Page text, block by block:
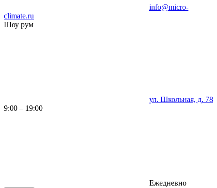
info@micro-
climate.ru
Шоу рум
ул. Школьная, д. 78
9:00 – 19:00
Ежедневно